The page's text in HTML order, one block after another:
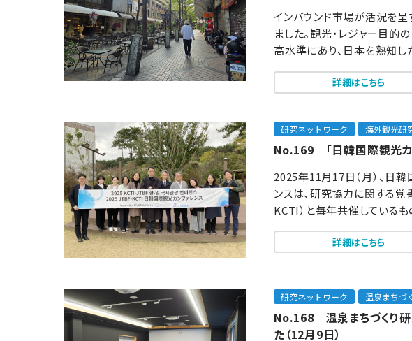
インバウンド市場が活況を
ました。観光・レジャー目的
高水準にあり、日本を熟知
詳細はこちら
研究ネットワーク 海外観光研
No.169 「日韓国際観光カ
2025年11月17日（月）、日
ンスは、研究協力に関する覚
KCTI）と毎年共催している
詳細はこちら
研究ネットワーク 温泉まちづ
No.168 温泉まちづくり研
た（12月9日）